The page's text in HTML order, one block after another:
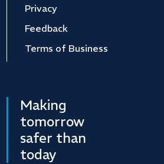
Privacy
Feedback
Terms of Business
Making
tomorrow
safer than
today